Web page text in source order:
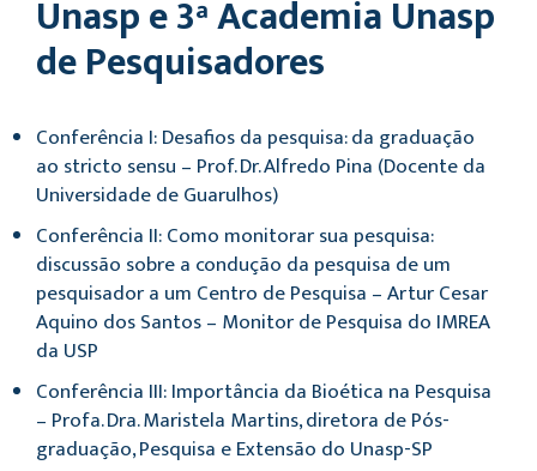
Unasp e 3ª Academia Unasp
de Pesquisadores
Conferência I: Desafios da pesquisa: da graduação
ao stricto sensu – Prof. Dr. Alfredo Pina (Docente da
Universidade de Guarulhos)
Conferência II: Como monitorar sua pesquisa:
discussão sobre a condução da pesquisa de um
pesquisador a um Centro de Pesquisa – Artur Cesar
Aquino dos Santos – Monitor de Pesquisa do IMREA
da USP
Conferência III: Importância da Bioética na Pesquisa
– Profa. Dra. Maristela Martins, diretora de Pós-
graduação, Pesquisa e Extensão do Unasp-SP